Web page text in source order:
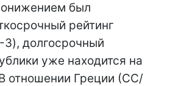
был
рейтинг
3), долгосрочный
уже находится на
отношении Греции (СС/